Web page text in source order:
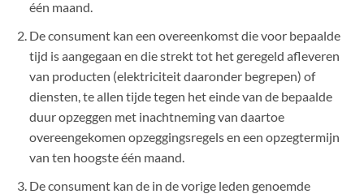
één maand.
De consument kan een overeenkomst die voor bepaalde
tijd is aangegaan en die strekt tot het geregeld afleveren
van producten (elektriciteit daaronder begrepen) of
diensten, te allen tijde tegen het einde van de bepaalde
duur opzeggen met inachtneming van daartoe
overeengekomen opzeggingsregels en een opzegtermijn
van ten hoogste één maand.
De consument kan de in de vorige leden genoemde